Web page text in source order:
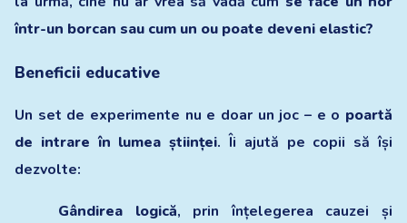
într-un borcan sau cum un ou poate deveni elastic?
Beneficii educative
Un set de experimente nu e doar un joc – e o poartă
de intrare în lumea științei. Îi ajută pe copii să își
dezvolte:
Gândirea logică, prin înțelegerea cauzei și